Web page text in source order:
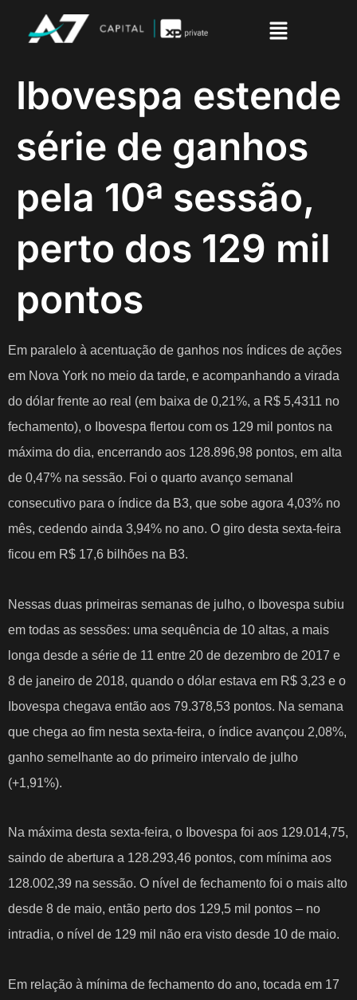
Ibovespa estende
série de ganhos
pela 10ª sessão,
perto dos 129 mil
pontos
Em paralelo à acentuação de ganhos nos índices de ações
em Nova York no meio da tarde, e acompanhando a virada
do dólar frente ao real (em baixa de 0,21%, a R$ 5,4311 no
fechamento), o Ibovespa flertou com os 129 mil pontos na
máxima do dia, encerrando aos 128.896,98 pontos, em alta
de 0,47% na sessão. Foi o quarto avanço semanal
consecutivo para o índice da B3, que sobe agora 4,03% no
mês, cedendo ainda 3,94% no ano. O giro desta sexta-feira
ficou em R$ 17,6 bilhões na B3.
Nessas duas primeiras semanas de julho, o Ibovespa subiu
em todas as sessões: uma sequência de 10 altas, a mais
longa desde a série de 11 entre 20 de dezembro de 2017 e
8 de janeiro de 2018, quando o dólar estava em R$ 3,23 e o
Ibovespa chegava então aos 79.378,53 pontos. Na semana
que chega ao fim nesta sexta-feira, o índice avançou 2,08%,
ganho semelhante ao do primeiro intervalo de julho
(+1,91%).
Na máxima desta sexta-feira, o Ibovespa foi aos 129.014,75,
saindo de abertura a 128.293,46 pontos, com mínima aos
128.002,39 na sessão. O nível de fechamento foi o mais alto
desde 8 de maio, então perto dos 129,5 mil pontos – no
intradia, o nível de 129 mil não era visto desde 10 de maio.
Em relação à mínima de fechamento do ano, tocada em 17